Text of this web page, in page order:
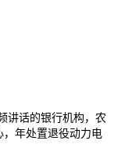
讲话的银行机构，农
，年处置退役动力电